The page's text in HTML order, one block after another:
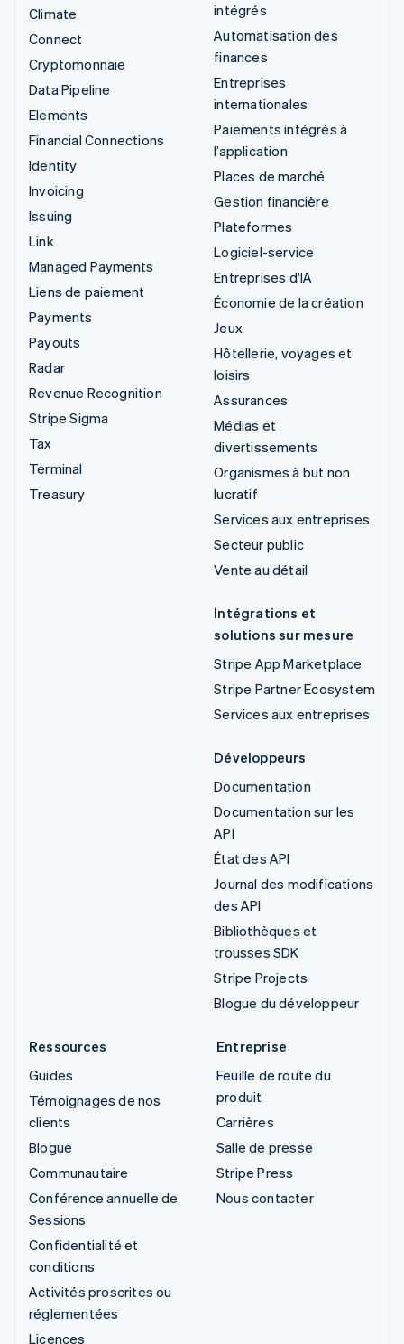
Climate
Connect
Cryptomonnaie
Data Pipeline
Elements
Financial Connections
Identity
Invoicing
Issuing
Link
Managed Payments
Liens de paiement
Payments
Payouts
Radar
Revenue Recognition
Stripe Sigma
Tax
Terminal
Treasury
intégrés
Automatisation des
finances
Entreprises
internationales
Paiements intégrés à
l’application
Places de marché
Gestion financière
Plateformes
Logiciel-service
Entreprises d'IA
Économie de la création
Jeux
Hôtellerie, voyages et
loisirs
Assurances
Médias et
divertissements
Organismes à but non
lucratif
Services aux entreprises
Secteur public
Vente au détail
Intégrations et
solutions sur mesure
Stripe App Marketplace
Stripe Partner Ecosystem
Services aux entreprises
Développeurs
Documentation
Documentation sur les
API
État des API
Journal des modifications
des API
Bibliothèques et
trousses SDK
Stripe Projects
Blogue du développeur
Ressources
Guides
Témoignages de nos
clients
Blogue
Communautaire
Conférence annuelle de
Sessions
Confidentialité et
conditions
Activités proscrites ou
réglementées
Licences
Entreprise
Feuille de route du
produit
Carrières
Salle de presse
Stripe Press
Nous contacter